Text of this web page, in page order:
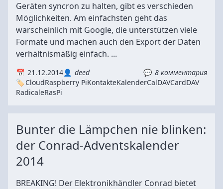
Geräten syncron zu halten, gibt es verschieden
Möglichkeiten. Am einfachsten geht das
warscheinlich mit Google, die unterstützen viele
Formate und machen auch den Export der Daten
verhältnismäßig einfach. ...
21.12.2014 deed
8 комментария
CloudRaspberry PiKontakteKalenderCalDAVCardDAV
RadicaleRasPi
Bunter die Lämpchen nie blinken:
der Conrad-Adventskalender
2014
BREAKING! Der Elektronikhändler Conrad bietet